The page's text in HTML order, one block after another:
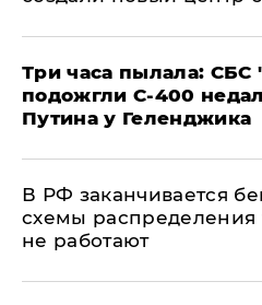
Три часа пылала: СБС
подожгли С-400
Путина у Геленджика
​В РФ заканчивается
схемы распределения
не работают